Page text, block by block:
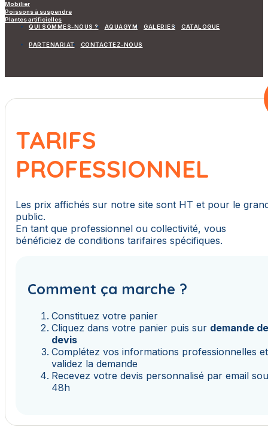
Mobilier
Poissons à suspendre
Plantes artificielles
QUI SOMMES-NOUS ?
AQUAGYM GALERIES CATALOGUE
PARTENARIAT CONTACTEZ-NOUS
TARIFS
PROFESSIONNEL
Les prix affichés sur notre site sont HT et pour le
public.
En tant que professionnel ou collectivité, vous
bénéficiez de conditions tarifaires spécifiques.
Comment ça marche ?
Constituez votre panier
Cliquez dans votre panier puis sur demande
devis
Complétez vos informations professionnelles et
validez la demande
Recevez votre devis personnalisé par email
48h